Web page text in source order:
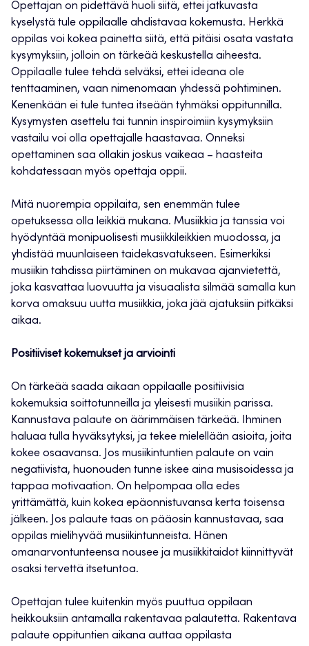
Opettajan on pidettävä huoli siitä, ettei jatkuvasta
kyselystä tule oppilaalle ahdistavaa kokemusta. Herkkä
oppilas voi kokea painetta siitä, että pitäisi osata vastata
kysymyksiin, jolloin on tärkeää keskustella aiheesta.
Oppilaalle tulee tehdä selväksi, ettei ideana ole
tenttaaminen, vaan nimenomaan yhdessä pohtiminen.
Kenenkään ei tule tuntea itseään tyhmäksi oppitunnilla.
Kysymysten asettelu tai tunnin inspiroimiin kysymyksiin
vastailu voi olla opettajalle haastavaa. Onneksi
opettaminen saa ollakin joskus vaikeaa – haasteita
kohdatessaan myös opettaja oppii.
Mitä nuorempia oppilaita, sen enemmän tulee
opetuksessa olla leikkiä mukana. Musiikkia ja tanssia voi
hyödyntää monipuolisesti musiikkileikkien muodossa, ja
yhdistää muunlaiseen taidekasvatukseen. Esimerkiksi
musiikin tahdissa piirtäminen on mukavaa ajanvietettä,
joka kasvattaa luovuutta ja visuaalista silmää samalla kun
korva omaksuu uutta musiikkia, joka jää ajatuksiin pitkäksi
aikaa.
Positiiviset kokemukset ja arviointi
On tärkeää saada aikaan oppilaalle positiivisia
kokemuksia soittotunneilla ja yleisesti musiikin parissa.
Kannustava palaute on äärimmäisen tärkeää. Ihminen
haluaa tulla hyväksytyksi, ja tekee mielellään asioita, joita
kokee osaavansa. Jos musiikintuntien palaute on vain
negatiivista, huonouden tunne iskee aina musisoidessa ja
tappaa motivaation. On helpompaa olla edes
yrittämättä, kuin kokea epäonnistuvansa kerta toisensa
jälkeen. Jos palaute taas on pääosin kannustavaa, saa
oppilas mielihyvää musiikintunneista. Hänen
omanarvontunteensa nousee ja musiikkitaidot kiinnittyvät
osaksi tervettä itsetuntoa.
Opettajan tulee kuitenkin myös puuttua oppilaan
heikkouksiin antamalla rakentavaa palautetta. Rakentava
palaute oppituntien aikana auttaa oppilasta